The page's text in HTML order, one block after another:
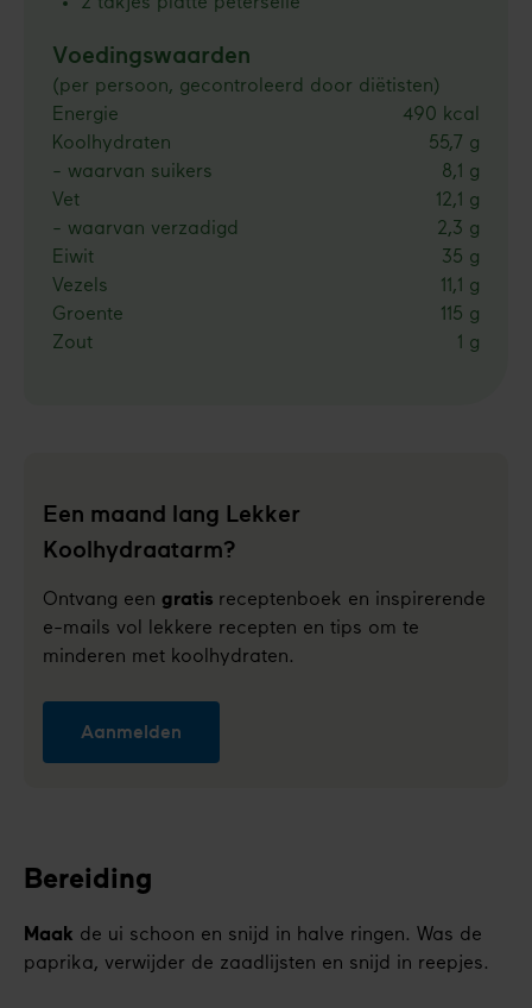
Een maand lang Lekker
Koolhydraatarm?
Ontvang een gratis receptenboek en inspirerende
e-mails vol lekkere recepten en tips om te
minderen met koolhydraten.
Aanmelden
Voedingswaarden
(per persoon, gecontroleerd door diëtisten)
Energie
490 kcal
Koolhydraten
55,7 g
- waarvan suikers
8,1 g
Vet
12,1 g
- waarvan verzadigd
2,3 g
Eiwit
35 g
Vezels
11,1 g
Groente
115 g
Zout
1 g
Bereiding
Maak de ui schoon en snijd in halve ringen. Was de
paprika, verwijder de zaadlijsten en snijd in reepjes.